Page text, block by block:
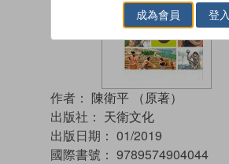
作者： 陳衛平 （原著）
出版社： 天衛文化
出版日期： 01/2019
國際書號： 9789574904044
成為會員 登入